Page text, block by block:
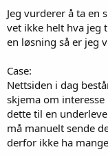
Jeg vurderer å ta en
vet ikke helt hva jeg
en løsning så er jeg
Case:
Nettsiden i dag
skjema om
dette til en
må manuelt sende
derfor ikke ha